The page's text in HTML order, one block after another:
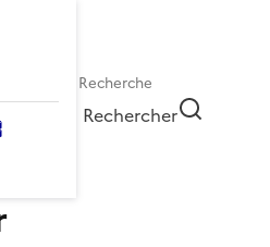
Rechercher